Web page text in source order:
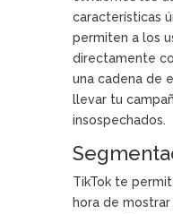
características
permiten a los
directamente
una cadena de
llevar tu
insospechados.
TikTok te
hora de mostrar